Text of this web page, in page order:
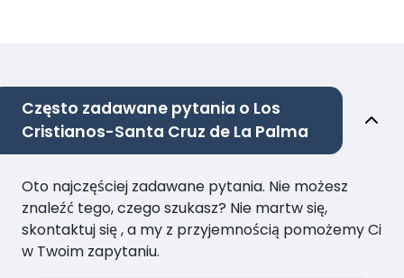
Często zadawane pytania o Los
Cristianos-Santa Cruz de La Palma
Oto najczęściej zadawane pytania. Nie możesz
znaleźć tego, czego szukasz? Nie martw się,
skontaktuj się , a my z przyjemnością pomożemy Ci
w Twoim zapytaniu.